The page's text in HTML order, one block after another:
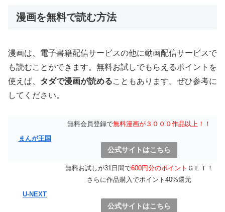
漫画を無料で読む方法
漫画は、電子書籍配信サービスの他に動画配信サービスで
も読むことができます。無料お試しでもらえるポイントを
使えば、 タダで漫画が読めることもあります。ぜひ参考に
してください。
まんが王国
無料会員登録で無料漫画が３０００作品以上！！
公式サイトはこちら
U-NEXT
無料お試しが31日間で600円分のポイント ＧＥＴ！
さらに作品購入でポイント40%還元
公式サイトはこちら